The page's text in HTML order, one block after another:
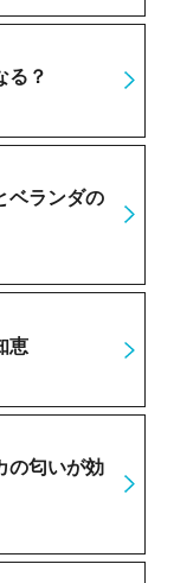
る？
ベランダの
恵
の匂いが効